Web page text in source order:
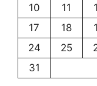
10
11
17
18
24
25
31